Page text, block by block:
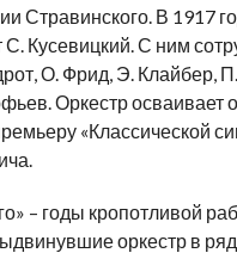
Стравинского. В 1917
С. Кусевицкий. С ним
О. Фрид, Э. Клайбер,
Оркестр осваивает
«Классической
– годы кропотливой
оркестр в